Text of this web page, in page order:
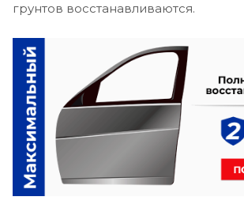
грунтов восстанавливаются.